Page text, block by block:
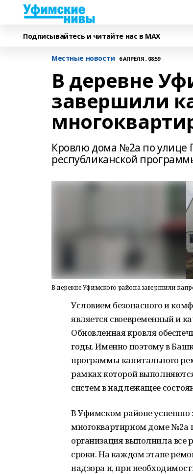
Подписывайтесь и читайте нас в MAX
Местные новости 6 АПРЕЛЯ , 08:59
В деревне
завершили
Кровлю дома №2а по улице
республиканской
В деревне Уфимского района завершили
Условием безопасного и
является своевременный и
Обновленная кровля
годы. Именно поэтому в
программы капитального
рамках которой
систем в надлежащее
В Уфимском районе
многоквартирном доме №2а
организация выполнила все
сроки. На каждом этапе
надзора и, при